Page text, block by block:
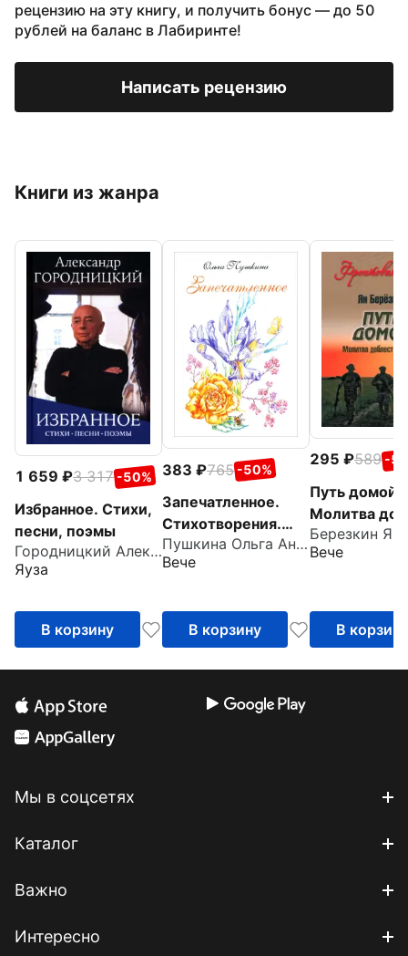
рецензию на эту книгу, и получить бонус — до 50
рублей на баланс в Лабиринте!
Написать рецензию
Книги из жанра
1 659 3 317 -50%
Избранное. Стихи,
песни, поэмы
Городницкий Александр Моисеевич
Яуза
В корзину
383 765 -50%
Запечатленное.
Стихотворения.
Избранное
Пушкина Ольга Анатольевна
Вече
В корзину
295 589 -
Путь домой.
Молитва
русской
Березкин Ян
Вече
В корзину
Мы в соцсетях
Каталог
Важно
Интересно